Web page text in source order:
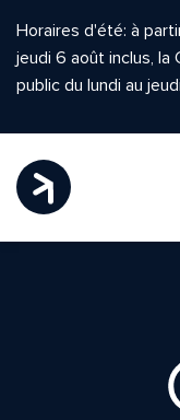
Horaires d'été: à
jeudi 6 août inclus, la
public du lundi au